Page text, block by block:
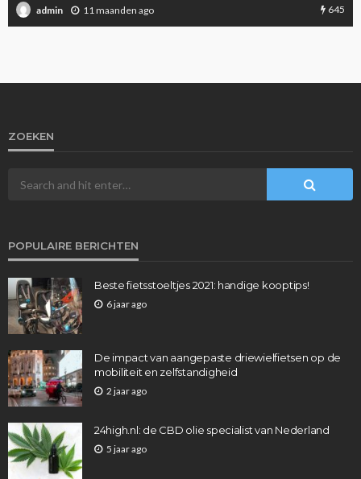
admin 11 maanden ago 645
ZOEKEN
POPULAIRE BERICHTEN
Beste fietsstoeltjes 2021: handige kooptips!
6 jaar ago
De impact van aangepaste driewielfietsen op de
mobiliteit en zelfstandigheid
2 jaar ago
24high.nl: de CBD olie specialist van Nederland
5 jaar ago